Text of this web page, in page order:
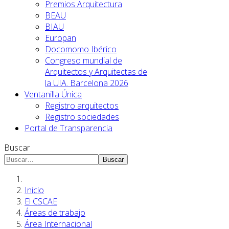
Premios Arquitectura
BEAU
BIAU
Europan
Docomomo Ibérico
Congreso mundial de
Arquitectos y Arquitectas de
la UIA. Barcelona 2026
Ventanilla Única
Registro arquitectos
Registro sociedades
Portal de Transparencia
Buscar
Buscar
Inicio
El CSCAE
Áreas de trabajo
Área Internacional